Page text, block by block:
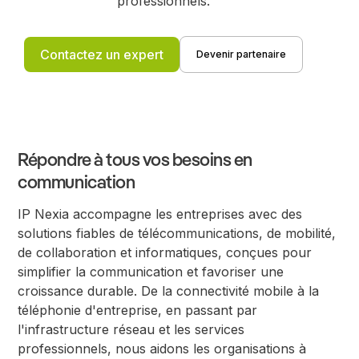
Contactez un expert Devenir partenaire
Répondre à tous vos besoins en
communication
IP Nexia accompagne les entreprises avec des
solutions fiables de télécommunications, de mobilité,
de collaboration et informatiques, conçues pour
simplifier la communication et favoriser une
croissance durable. De la connectivité mobile à la
téléphonie d'entreprise, en passant par
l'infrastructure réseau et les services
professionnels, nous aidons les organisations à